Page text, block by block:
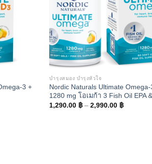
3 +
บำรุงสมอง บำรุงหัวใจ
Nordic Naturals Ultimate Omega-
1280 mg โอเมก้า 3 Fish Oil EPA
1,290.00 ฿ – 2,990.00 ฿Price